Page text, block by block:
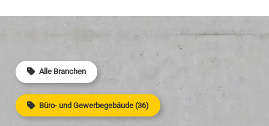
Alle Branchen
Büro- und Gewerbegebäude (36)